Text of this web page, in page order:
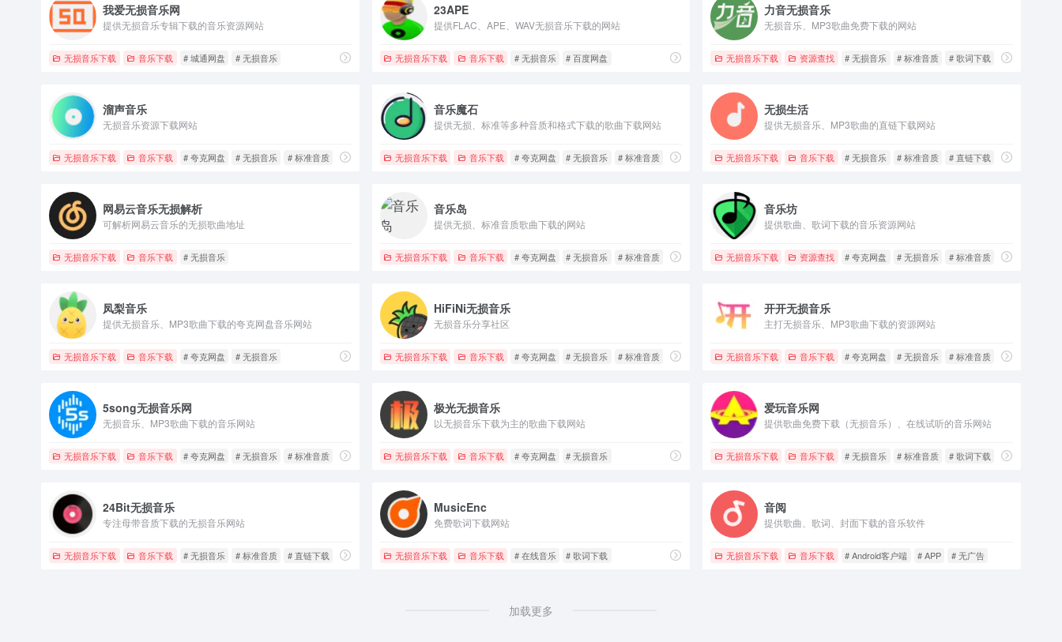
我爱无损音乐网
提供无损音乐专辑下载的音乐资源网站
无损音乐下载 音乐下载 # 城通网盘 # 无损音乐
23APE
提供FLAC、APE、WAV无损音乐下载的网站
无损音乐下载 音乐下载 # 无损音乐 # 百度网盘
力音无损音乐
无损音乐、MP3歌曲免费下载的网站
无损音乐下载 资源查找 # 无损音乐 # 标准音质 # 歌词下载
溜声音乐
无损音乐资源下载网站
无损音乐下载 音乐下载 # 夸克网盘 # 无损音乐 # 标准音质
音乐魔石
提供无损、标准等多种音质和格式下载的歌曲下载网站
无损音乐下载 音乐下载 # 夸克网盘 # 无损音乐 # 标准音质
无损生活
提供无损音乐、MP3歌曲的直链下载网站
无损音乐下载 音乐下载 # 无损音乐 # 标准音质 # 直链下载
网易云音乐无损解析
可解析网易云音乐的无损歌曲地址
无损音乐下载 音乐下载 # 无损音乐
音乐岛
提供无损、标准音质歌曲下载的网站
无损音乐下载 音乐下载 # 夸克网盘 # 无损音乐 # 标准音质
音乐坊
提供歌曲、歌词下载的音乐资源网站
无损音乐下载 资源查找 # 夸克网盘 # 无损音乐 # 标准音质
凤梨音乐
提供无损音乐、MP3歌曲下载的夸克网盘音乐网站
无损音乐下载 音乐下载 # 夸克网盘 # 无损音乐
HiFiNi无损音乐
无损音乐分享社区
无损音乐下载 音乐下载 # 夸克网盘 # 无损音乐 # 标准音质
开开无损音乐
主打无损音乐、MP3歌曲下载的资源网站
无损音乐下载 音乐下载 # 夸克网盘 # 无损音乐 # 标准音质
5song无损音乐网
无损音乐、MP3歌曲下载的音乐网站
无损音乐下载 音乐下载 # 夸克网盘 # 无损音乐 # 标准音质
极光无损音乐
以无损音乐下载为主的歌曲下载网站
无损音乐下载 音乐下载 # 夸克网盘 # 无损音乐
爱玩音乐网
提供歌曲免费下载（无损音乐）、在线试听的音乐网站
无损音乐下载 音乐下载 # 无损音乐 # 标准音质 # 歌词下载
24Bit无损音乐
专注母带音质下载的无损音乐网站
无损音乐下载 音乐下载 # 无损音乐 # 标准音质 # 直链下载
MusicEnc
免费歌词下载网站
无损音乐下载 音乐下载 # 在线音乐 # 歌词下载
音阅
提供歌曲、歌词、封面下载的音乐软件
无损音乐下载 音乐下载 # Android客户端 # APP # 无广告
加载更多